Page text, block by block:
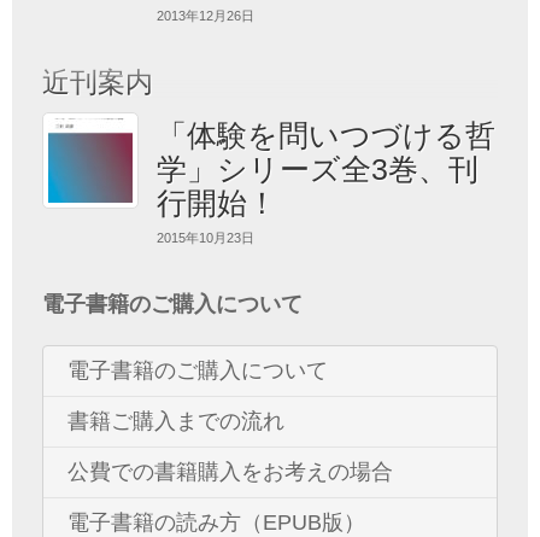
2013年12月26日
近刊案内
「体験を問いつづける哲
学」シリーズ全3巻、刊
行開始！
2015年10月23日
電子書籍のご購入について
電子書籍のご購入について
書籍ご購入までの流れ
公費での書籍購入をお考えの場合
電子書籍の読み方（EPUB版）